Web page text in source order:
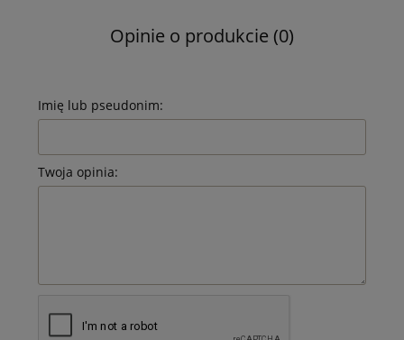
Opinie o produkcie (0)
Imię lub pseudonim:
Twoja opinia: